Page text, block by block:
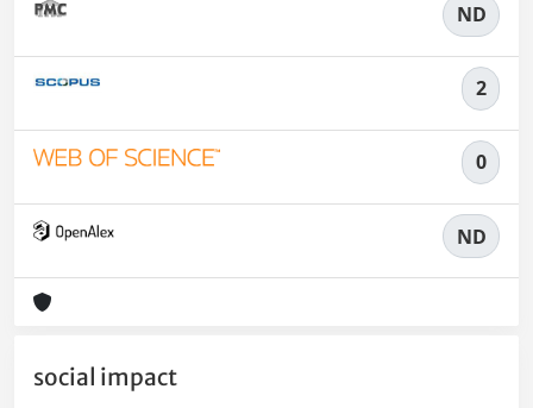
ND
2
0
ND
social impact